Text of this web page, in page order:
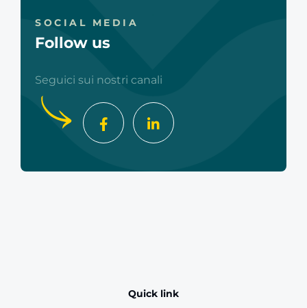
SOCIAL MEDIA
Follow us
Seguici sui nostri canali
Quick link